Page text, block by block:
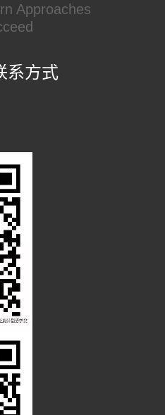
Approaches
系方式